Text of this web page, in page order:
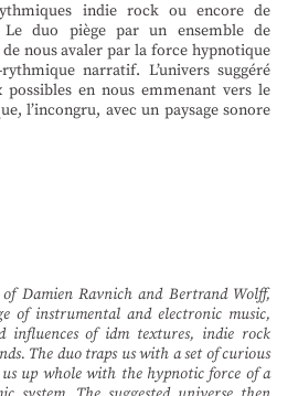
indie rock ou encore de
Le duo piège par un ensemble de
nous avaler par la force hypnotique
narratif. L’univers suggéré
possibles en nous emmenant vers le
l’incongru, avec un paysage sonore
Damien Ravnich and Bertrand Wolff,
of instrumental and electronic music,
of idm textures, indie rock
The duo traps us with a set of curious
us up whole with the hypnotic force of a